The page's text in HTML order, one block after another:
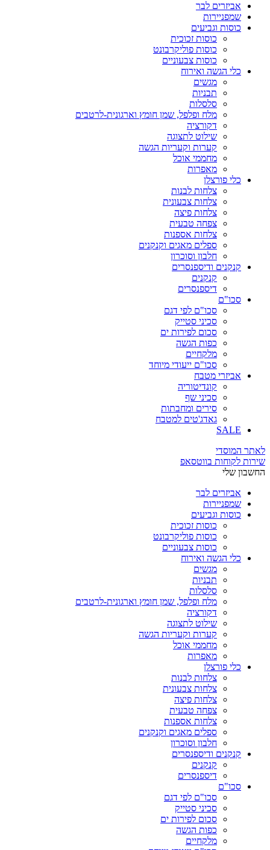
אביזרים לבר
שמפניירות
כוסות וגביעים
כוסות זכוכית
כוסות פוליקרבונט
כוסות צבעוניים
כלי הגשה ואירוח
מגשים
תבניות
סלסלות
מלח ופלפל, שמן חומץ וארגונית-לרטבים
דקורציה
שילוט לתצוגה
קערות וקעריות הגשה
מחממי אוכל
מאפרות
כלי פורצלן
צלחות לבנות
צלחות צבעונית
צלחות פיצה
צפחה טבעית
צלחות אספנות
ספלים מאגים וקנקנים
חלבון וסוכרון
קנקנים ודיספנסרים
קנקנים
דיספנסרים
סכו"ם
סכו"ם לפי דגם
סכיני סטייק
סכום לפירות ים
כפות הגשה
מלקחיים
סכו"ם ייעודי מיוחד
אביזרי מטבח
קונדיטוריה
סכיני שף
סירים ומחבתות
גאדג'טים למטבח
SALE
לאתר המוסדי
שירות לקוחות בווטסאפ
החשבון שלי
אביזרים לבר
שמפניירות
כוסות וגביעים
כוסות זכוכית
כוסות פוליקרבונט
כוסות צבעוניים
כלי הגשה ואירוח
מגשים
תבניות
סלסלות
מלח ופלפל, שמן חומץ וארגונית-לרטבים
דקורציה
שילוט לתצוגה
קערות וקעריות הגשה
מחממי אוכל
מאפרות
כלי פורצלן
צלחות לבנות
צלחות צבעונית
צלחות פיצה
צפחה טבעית
צלחות אספנות
ספלים מאגים וקנקנים
חלבון וסוכרון
קנקנים ודיספנסרים
קנקנים
דיספנסרים
סכו"ם
סכו"ם לפי דגם
סכיני סטייק
סכום לפירות ים
כפות הגשה
מלקחיים